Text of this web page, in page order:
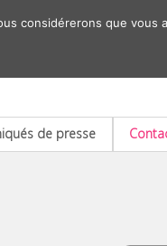
de presse
considérerons que vous